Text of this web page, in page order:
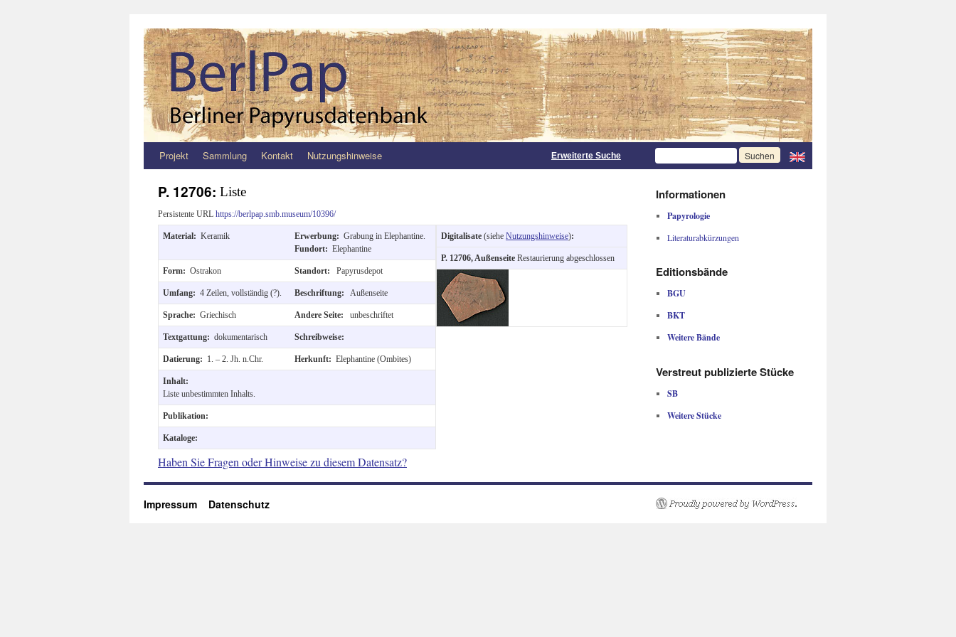
Zum
springen
Projekt Sammlung Kontakt Nutzungshinweise Erweiterte Suche
P. 12706: Liste
Persistente URL https://berlpap.smb.museum/10396/
Material: Keramik Erwerbung: Grabung in Elephantine.
Fundort: Elephantine
Form: Ostrakon Standort: Papyrusdepot
Umfang: 4 Zeilen, vollständig (?). Beschriftung: Außenseite
Sprache: Griechisch Andere Seite: unbeschriftet
Textgattung: dokumentarisch Schreibweise:
Datierung: 1. – 2. Jh. n.Chr. Herkunft: Elephantine (Ombites)
Inhalt:
Liste unbestimmten Inhalts.
Publikation:
Kataloge:
Digitalisate (siehe Nutzungshinweise):
P. 12706, Außenseite Restaurierung abgeschlossen
Haben Sie Fragen oder Hinweise zu diesem Datensatz?
Informationen
Papyrologie
Literaturabkürzungen
Editionsbände
BGU
BKT
Weitere Bände
Verstreut publizierte Stücke
SB
Weitere Stücke
Impressum Datenschutz